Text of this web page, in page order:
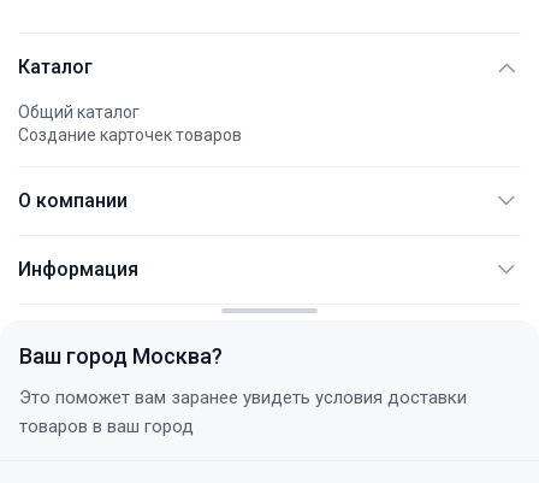
Каталог
Общий каталог
Создание карточек товаров
О компании
Международные платежи
Информация
Не являет публичной офертой
Услуги
Договор поставки
Новости
+7 (495) 744 77 54
с 10:00 до 18:00 (+3 МСК)
Ваш город Москва?
Это поможет вам заранее увидеть условия доставки
товаров в ваш город